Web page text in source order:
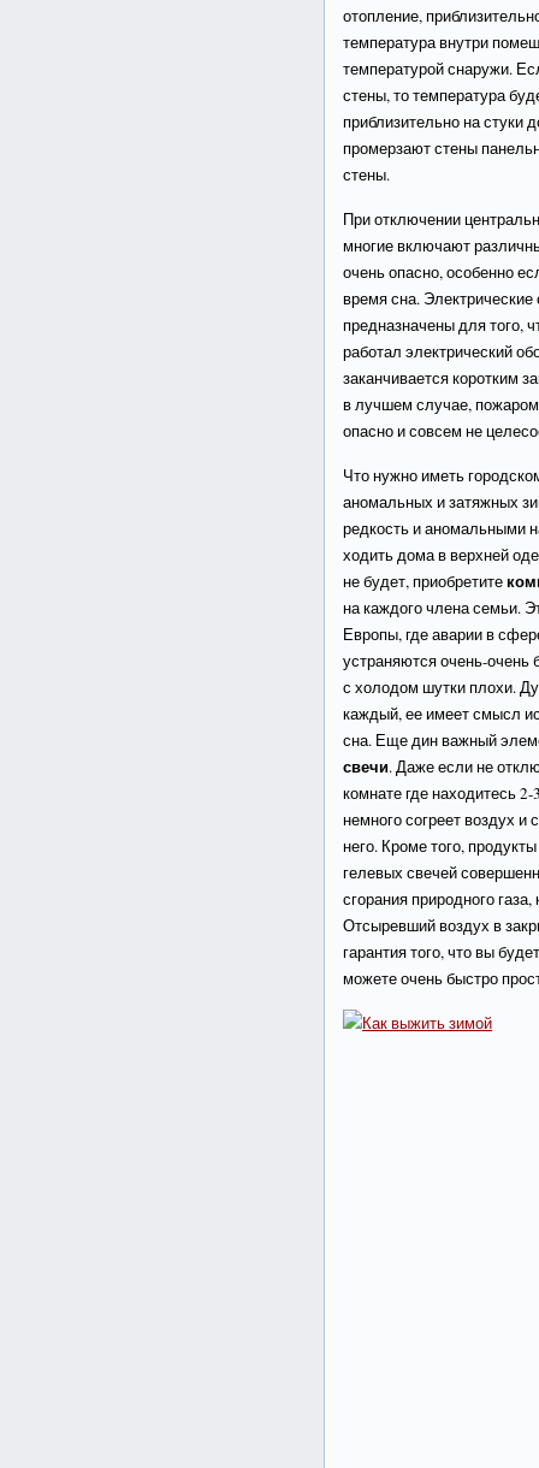
отопление,
температура внутри
температурой снаружи.
стены, то температура
приблизительно на стуки
промерзают стены
стены.
При отключении
многие включают
очень опасно, особенно
время сна.
предназначены для того,
работал электрический
заканчивается коротким
в лучшем случае,
опасно и совсем не
Что нужно иметь
аномальных и затяжных
редкость и аномальными
ходить дома в верхней
не будет, приобретите
на каждого члена семьи.
Европы, где аварии в
устраняются очень-очень
с холодом шутки плохи.
каждый, ее имеет смысл
сна. Еще дин важный
свечи. Даже если не
комнате где находитесь
немного согреет воздух
него. Кроме того,
гелевых свечей
сгорания природного
Отсыревший воздух в
гарантия того, что вы
можете очень быстро